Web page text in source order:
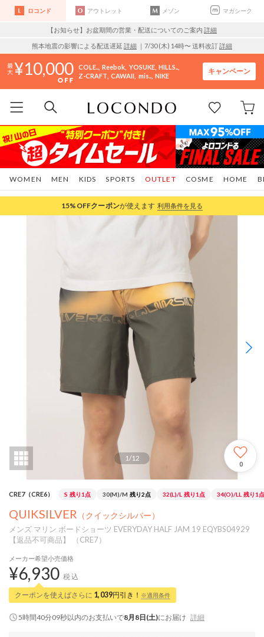
ロコンド アウトレット メゾン マガシーク
【お知らせ】お盆期間の営業・配送についてのご案内 詳細
熊本地震の影響による配送遅延 詳細 ｜7/30 (木) 14時〜 送料改訂詳細
10,000 COLE.. Reebok YOSUKE HILLS..
Z-CRAFT CAWAII mis.. NIKE
キャンペーン
WOMEN MEN KIDS SPORTS COSME HOME
OUTLET
15%OFFクーポンが使えます 利用条件を見る
1/12
0
CRE7（CRE6） S 残り1点 30(M)/M 残り2点 32(L)/L 残り1点 34(O)/LL 残り1点
QUIKSILVER （クイックシルバー）
メンズ マリン ボードショーツ EVERYDAY HALF JAM 19 EQYBS04929
【返品不可商品】 （CRE7）
メーカー希望小売価格
¥6,930 税込
クーポンを使えばさらに 1,039円引き！ ※適用条件
5時間40分08秒以内のお支払いで8月8日(土)にお届け 詳細